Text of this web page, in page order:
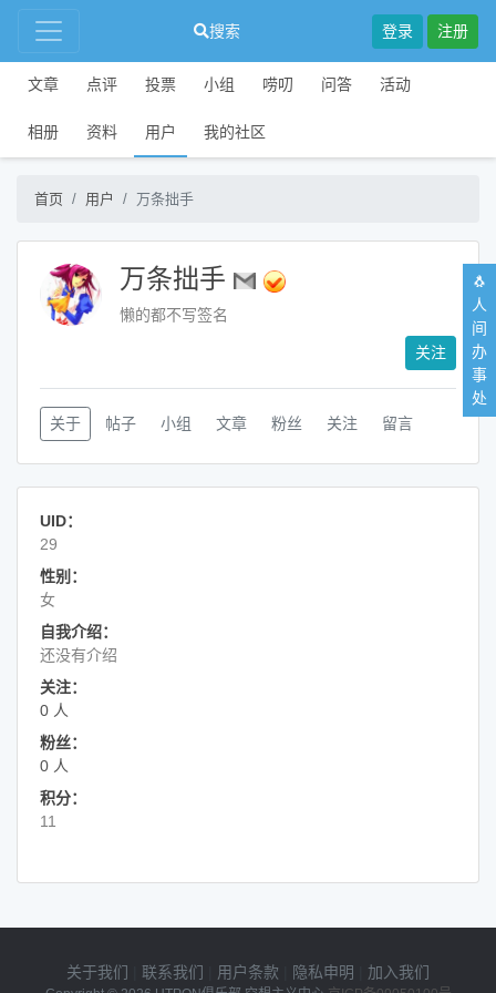
搜索 登录 注册
文章 点评 投票 小组 唠叨 问答 活动
相册 资料 用户 我的社区
首页 用户 万条拙手
万条拙手
懒的都不写签名
关注
关于 帖子 小组 文章 粉丝 关注 留言
UID：
29
性别：
女
自我介绍：
还没有介绍
关注：
0 人
粉丝：
0 人
积分：
11
关于我们 联系我们 用户条款 隐私申明 加入我们
🐧
人
间
办
事
处